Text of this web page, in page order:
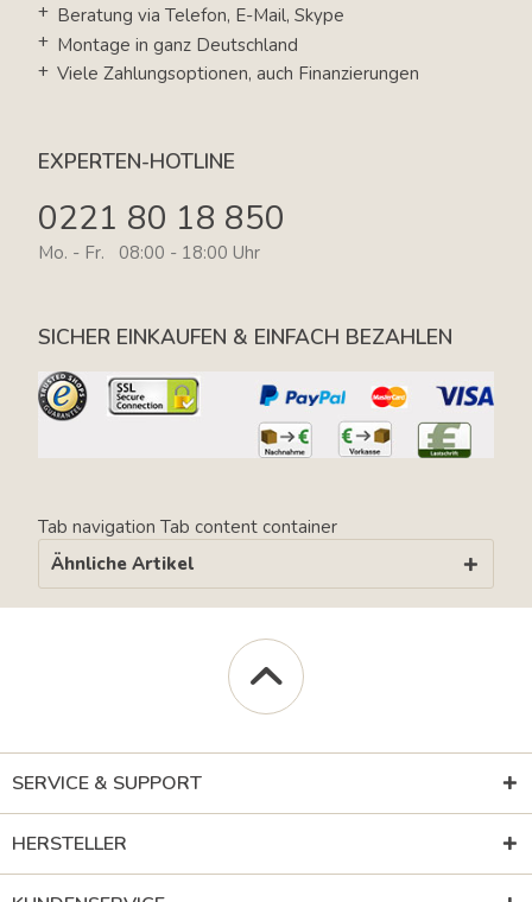
Beratung via Telefon, E-Mail, Skype
Montage in ganz Deutschland
Viele Zahlungsoptionen, auch Finanzierungen
EXPERTEN-HOTLINE
0221 80 18 850
Mo. - Fr. 08:00 - 18:00 Uhr
SICHER EINKAUFEN & EINFACH BEZAHLEN
Tab navigation Tab content container
Ähnliche Artikel
SERVICE & SUPPORT
HERSTELLER